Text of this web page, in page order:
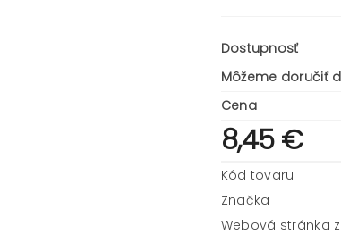
Dostupnosť
Môžeme doručiť
Cena
8,45 €
Kód tovaru
Značka
Webová stránka